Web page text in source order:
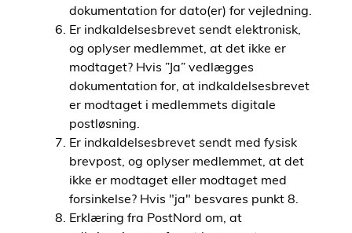
dokumentation for dato(er) for vejledning.
Er indkaldelsesbrevet sendt elektronisk,
og oplyser medlemmet, at det ikke er
modtaget? Hvis ”Ja” vedlægges
dokumentation for, at indkaldelsesbrevet
er modtaget i medlemmets digitale
postløsning.
Er indkaldelsesbrevet sendt med fysisk
brevpost, og oplyser medlemmet, at det
ikke er modtaget eller modtaget med
forsinkelse? Hvis "ja" besvares punkt 8.
Erklæring fra PostNord om, at